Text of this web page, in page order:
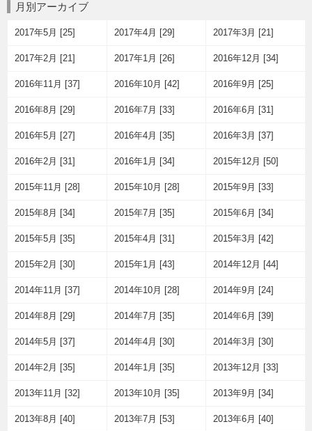
月別アーカイブ
2017年5月 [25] 2017年4月 [29] 2017年3月 [21]
2017年2月 [21] 2017年1月 [26] 2016年12月 [34]
2016年11月 [37] 2016年10月 [42] 2016年9月 [25]
2016年8月 [29] 2016年7月 [33] 2016年6月 [31]
2016年5月 [27] 2016年4月 [35] 2016年3月 [37]
2016年2月 [31] 2016年1月 [34] 2015年12月 [50]
2015年11月 [28] 2015年10月 [28] 2015年9月 [33]
2015年8月 [34] 2015年7月 [35] 2015年6月 [34]
2015年5月 [35] 2015年4月 [31] 2015年3月 [42]
2015年2月 [30] 2015年1月 [43] 2014年12月 [44]
2014年11月 [37] 2014年10月 [28] 2014年9月 [24]
2014年8月 [29] 2014年7月 [35] 2014年6月 [39]
2014年5月 [37] 2014年4月 [30] 2014年3月 [30]
2014年2月 [35] 2014年1月 [35] 2013年12月 [33]
2013年11月 [32] 2013年10月 [35] 2013年9月 [34]
2013年8月 [40] 2013年7月 [53] 2013年6月 [40]